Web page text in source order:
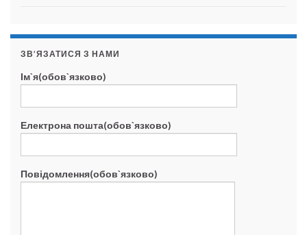
ЗВ’ЯЗАТИСЯ З НАМИ
Ім`я(обов`язково)
Електрона пошта(обов`язково)
Повідомлення(обов`язково)